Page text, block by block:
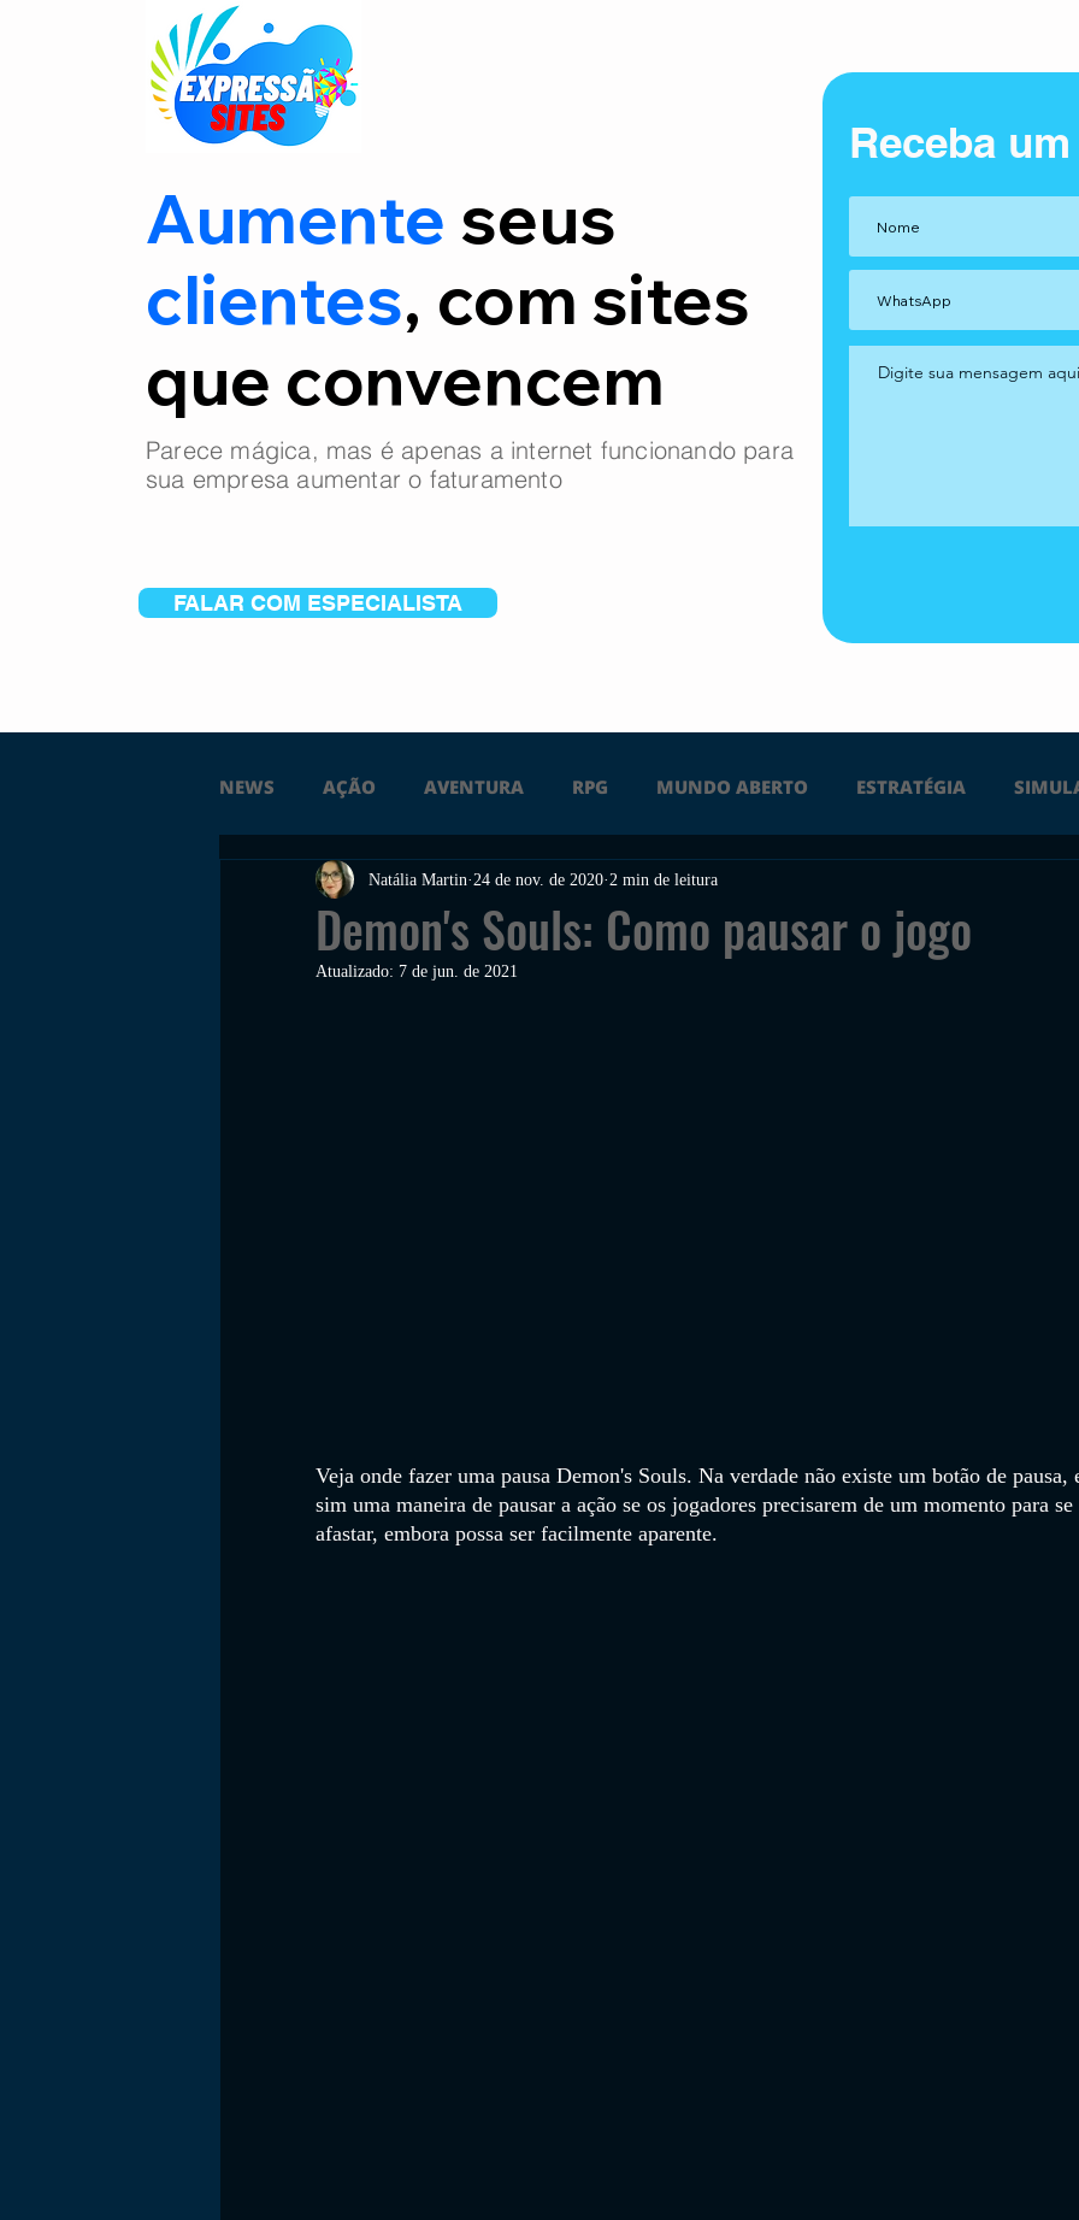
Aumente seus
clientes, com sites
que convencem
Parece mágica, mas é apenas a internet funcionando para
sua empresa aumentar o faturamento
FALAR COM ESPECIALISTA
Receba
NEWS AÇÃO AVENTURA RPG MUNDO ABERTO ESTRATÉGIA
FICÇÃO TERROR PC PS4 PS5
TRAILER PLATAFORMA
Demon's Souls: Como pausar o jogo
Natália Martin 24 de nov. de 2020 2 min de leitura
Atualizado: 7 de jun. de 2021
Veja onde fazer uma pausa Demon's Souls. Na verdade não existe um botão de pausa,
sim uma maneira de pausar a ação se os jogadores precisarem de um momento para se
afastar, embora possa ser facilmente aparente.